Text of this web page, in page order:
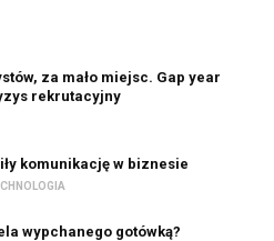
za mało miejsc. Gap year
rekrutacyjny
komunikację w biznesie
wypchanego gotówką?